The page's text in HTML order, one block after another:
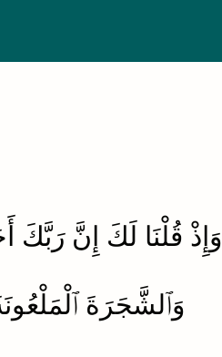
وَإِذْ قُلْنَا لَكَ إِنَّ رَبَّكَ
وَٱلشَّجَرَةَ